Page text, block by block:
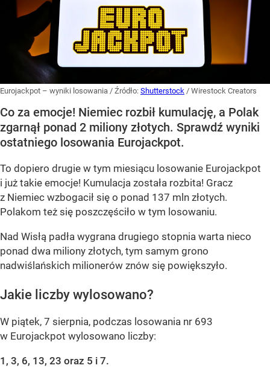
Eurojackpot – wyniki losowania / Źródło: Shutterstock / Wirestock Creators
Co za emocje! Niemiec rozbił kumulację, a Polak
zgarnął ponad 2 miliony złotych. Sprawdź wyniki
ostatniego losowania Eurojackpot.
To dopiero drugie w tym miesiącu losowanie Eurojackpot
i już takie emocje! Kumulacja została rozbita! Gracz
z Niemiec wzbogacił się o ponad 137 mln złotych.
Polakom też się poszczęściło w tym losowaniu.
Nad Wisłą padła wygrana drugiego stopnia warta nieco
ponad dwa miliony złotych, tym samym grono
nadwiślańskich milionerów znów się powiększyło.
Jakie liczby wylosowano?
W piątek, 7 sierpnia, podczas losowania nr 693
w Eurojackpot wylosowano liczby:
1, 3, 6, 13, 23 oraz 5 i 7.